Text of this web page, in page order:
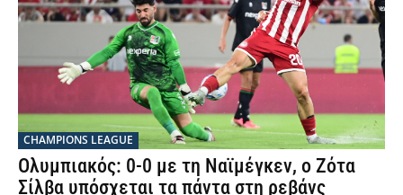
CHAMPIONS LEAGUE
Ολυμπιακός: 0-0 με τη Ναϊμέγκεν, ο Ζότα
Σίλβα υπόσχεται τα πάντα στη ρεβάνς